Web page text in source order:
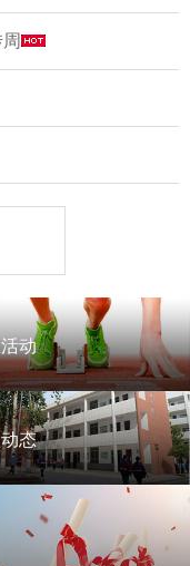
动
活动
态
动态